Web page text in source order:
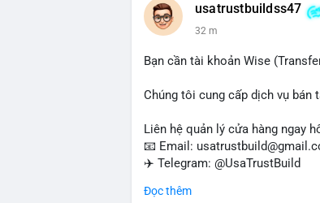
#thanhtoanonline #venmo
usatrustbuildss47
32 m
Bạn cần tài khoản Wise
Chúng tôi cung cấp dịch vụ bán
Liên hệ quản lý cửa hàng ngay
📧 Email:
✈️ Telegram: @UsaTrustBuild
Đọc thêm